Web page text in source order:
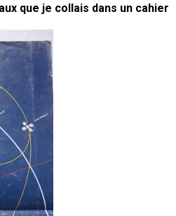
que je collais dans un cahier